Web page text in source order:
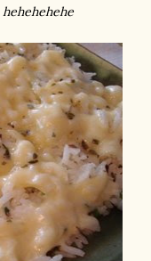
hehehehehe